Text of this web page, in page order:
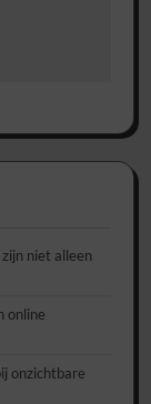
niet alleen
online
onzichtbare